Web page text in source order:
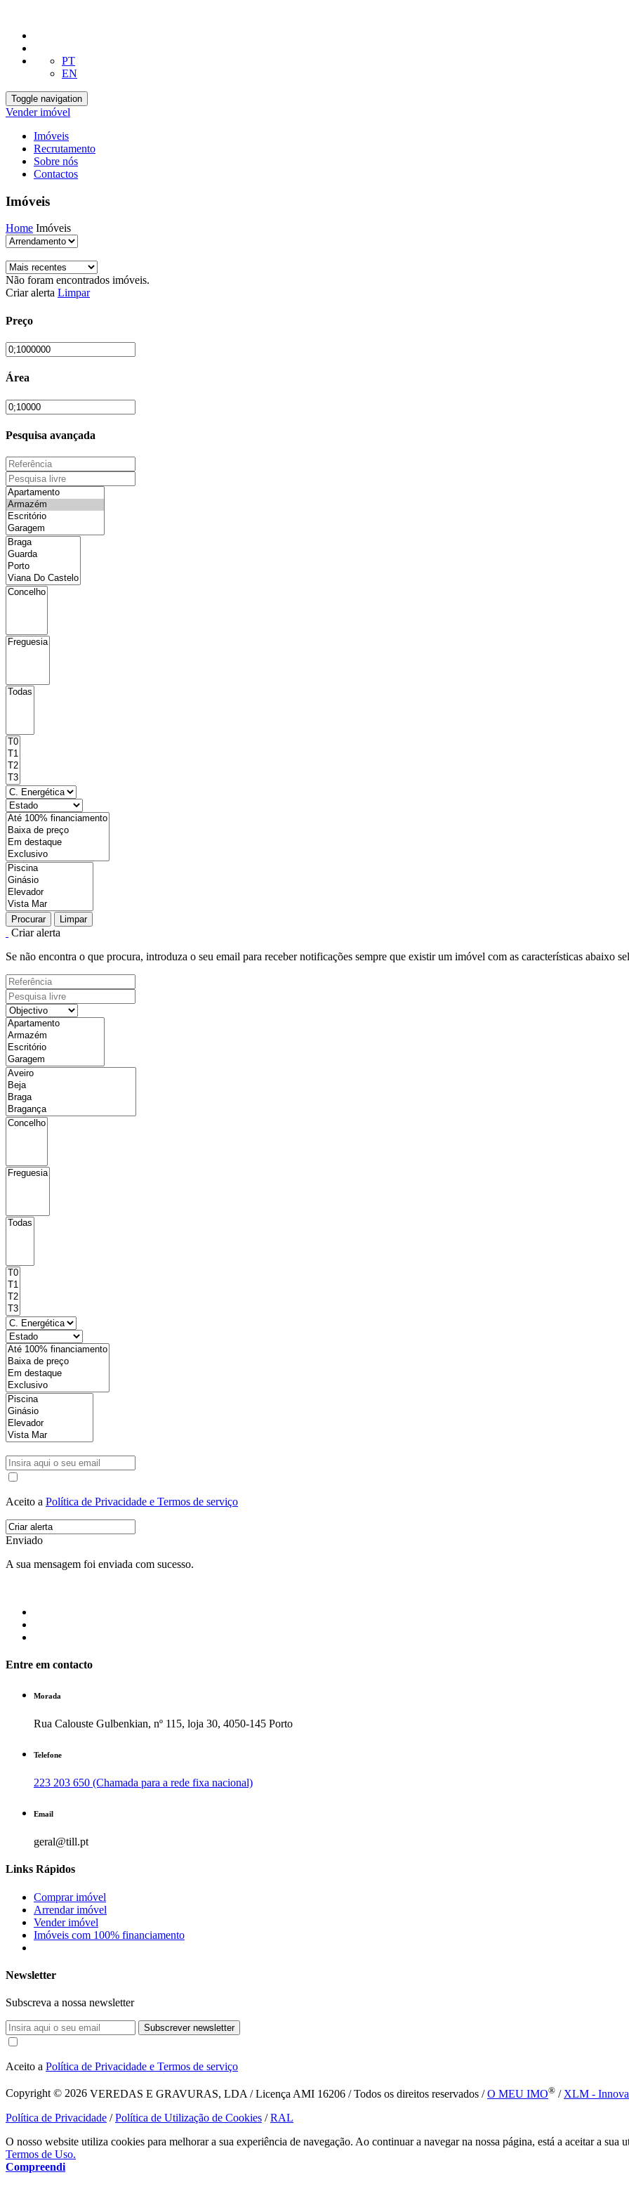
PT
EN
Toggle navigation
Vender imóvel
Imóveis
Recrutamento
Sobre nós
Contactos
Imóveis
Home Imóveis
Não foram encontrados imóveis.
Criar alerta Limpar
Preço
Área
Pesquisa avançada
Procurar Limpar
Criar alerta
Se não encontra o que procura, introduza o seu email para receber notificações sempre que existir um imóvel com as características abaixo
Aceito a Política de Privacidade e Termos de serviço
Enviado
A sua mensagem foi enviada com sucesso.
Entre em contacto
Morada
Rua Calouste Gulbenkian, nº 115, loja 30, 4050-145 Porto
Telefone
223 203 650 (Chamada para a rede fixa nacional)
Email
geral@till.pt
Links Rápidos
Comprar imóvel
Arrendar imóvel
Vender imóvel
Imóveis com 100% financiamento
Newsletter
Subscreva a nossa newsletter
Subscrever newsletter
Aceito a Política de Privacidade e Termos de serviço
Copyright © 2026 VEREDAS E GRAVURAS, LDA / Licença AMI 16206 / Todos os direitos reservados /O MEU IMO® / XLM -
Política de Privacidade /Política de Utilização de Cookies /RAL
O nosso website utiliza cookies para melhorar a sua experiência de navegação. Ao continuar a navegar na nossa página, está a aceitar a sua
Termos de Uso.
Compreendi